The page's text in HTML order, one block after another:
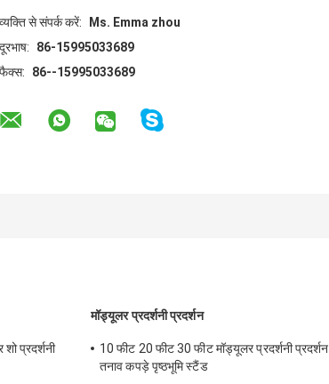
व्यक्ति से संपर्क करें:
Ms. Emma zhou
दूरभाष:
86-15995033689
फैक्स:
86--15995033689
प्रदर्शनी
मॉड्यूलर प्रदर्शनी प्रदर्शन
10 फीट 20 फीट 30 फीट मॉड्यूलर प्रदर्शनी प्रदर्शन
तनाव कपड़े पृष्ठभूमि स्टैंड